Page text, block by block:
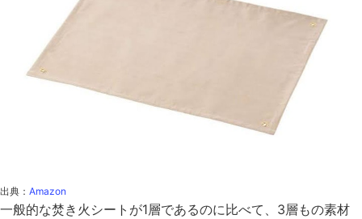
出典： Amazon
一般的な焚き火シートが1層であるのに比べて、3層もの素材